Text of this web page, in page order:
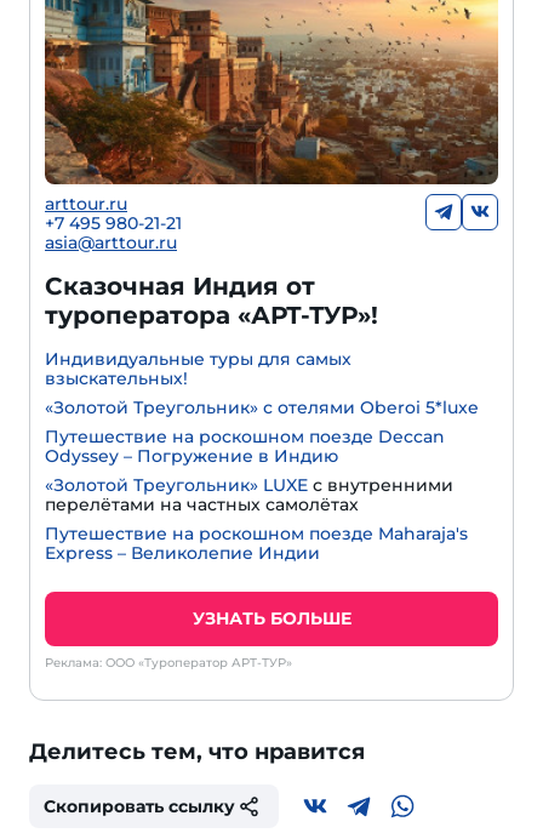
arttour.ru
+7 495 980-21-21
asia@arttour.ru
Сказочная Индия от
туроператора «АРТ-ТУР»!
Индивидуальные туры для самых
взыскательных!
«Золотой Треугольник» с отелями Oberoi 5*luxe
Путешествие на роскошном поезде Deccan
Odyssey – Погружение в Индию
«Золотой Треугольник» LUXE с внутренними
перелётами на частных самолётах
Путешествие на роскошном поезде Maharaja's
Express – Великолепие Индии
УЗНАТЬ БОЛЬШЕ
Реклама: ООО «Туроператор АРТ-ТУР»
Делитесь тем, что нравится
Скопировать ссылку